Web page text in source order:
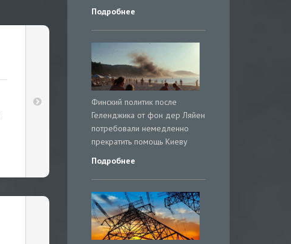
Подробнее
Финский политик после
Геленджика от фон дер Ляйен
потребовали немедленно
прекратить помощь Киеву
Подробнее